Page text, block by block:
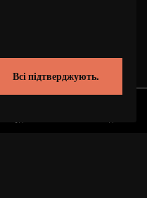
Всі підтверджують.